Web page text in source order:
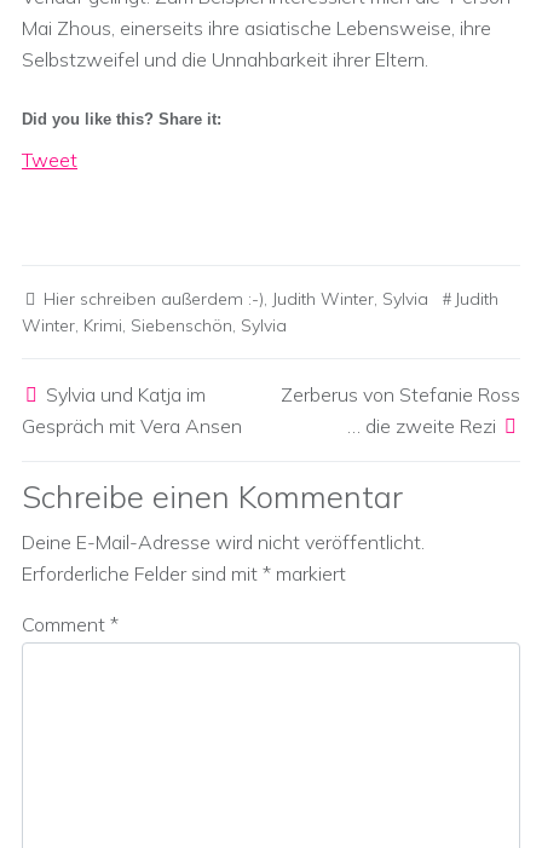
Mai Zhous, einerseits ihre asiatische Lebensweise, ihre
Selbstzweifel und die Unnahbarkeit ihrer Eltern.
Did you like this? Share it:
Tweet
Hier schreiben außerdem :-), Judith Winter, Sylvia
Judith
Winter, Krimi, Siebenschön, Sylvia
Sylvia und Katja im
Gespräch mit Vera Ansen
Zerberus von Stefanie Ross
… die zweite Rezi
Schreibe einen Kommentar
Deine E-Mail-Adresse wird nicht veröffentlicht.
Erforderliche Felder sind mit * markiert
Comment *